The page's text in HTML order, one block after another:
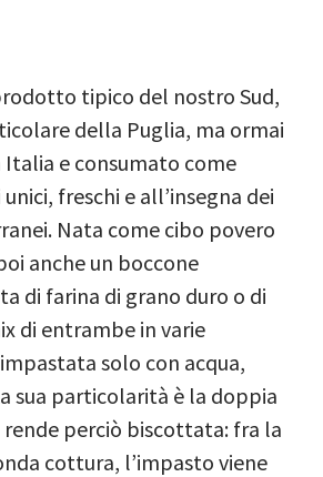
tipico del nostro Sud,
della Puglia, ma ormai
e consumato come
freschi e all’insegna dei
Nata come cibo povero
anche un boccone
di farina di grano duro o di
di entrambe in varie
solo con acqua,
sua particolarità è la doppia
perciò biscottata: fra la
cottura, l’impasto viene